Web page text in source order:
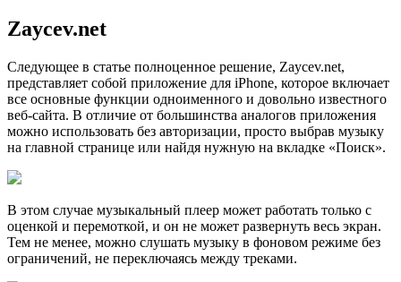
Zaycev.net
Следующее в статье полноценное решение, Zaycev.net,
представляет собой приложение для iPhone, которое включает
все основные функции одноименного и довольно известного
веб-сайта. В отличие от большинства аналогов приложения
можно использовать без авторизации, просто выбрав музыку
на главной странице или найдя нужную на вкладке «Поиск».
В этом случае музыкальный плеер может работать только с
оценкой и перемоткой, и он не может развернуть весь экран.
Тем не менее, можно слушать музыку в фоновом режиме без
ограничений, не переключаясь между треками.